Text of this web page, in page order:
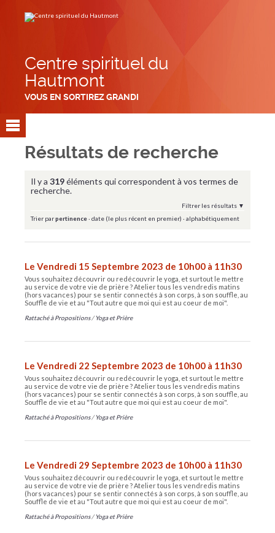
contenu.
Centre spirituel du
Hautmont
VOUS EN SORTIREZ GRANDI
Résultats de recherche
Il y a 319éléments qui correspondent à vos termes de
recherche.
Filtrer les résultats
Trier parpertinence· date (le plus récent en premier) · alphabétiquement
Le Vendredi 15 Septembre 2023 de 10h00 à 11h30
Vous souhaitez découvrir ou redécouvrir le yoga, et surtout le mettre
au service de votre vie de prière ? Atelier tous les vendredis matins
(hors vacances) pour se sentir connectés à son corps, à son souffle, au
Souffle de vie et au "Tout autre que moi qui est au coeur de moi".
Rattaché à Propositions /Yoga et Prière
Le Vendredi 22 Septembre 2023 de 10h00 à 11h30
Vous souhaitez découvrir ou redécouvrir le yoga, et surtout le mettre
au service de votre vie de prière ? Atelier tous les vendredis matins
(hors vacances) pour se sentir connectés à son corps, à son souffle, au
Souffle de vie et au "Tout autre que moi qui est au coeur de moi".
Rattaché à Propositions /Yoga et Prière
Le Vendredi 29 Septembre 2023 de 10h00 à 11h30
Vous souhaitez découvrir ou redécouvrir le yoga, et surtout le mettre
au service de votre vie de prière ? Atelier tous les vendredis matins
(hors vacances) pour se sentir connectés à son corps, à son souffle, au
Souffle de vie et au "Tout autre que moi qui est au coeur de moi".
Rattaché à Propositions /Yoga et Prière